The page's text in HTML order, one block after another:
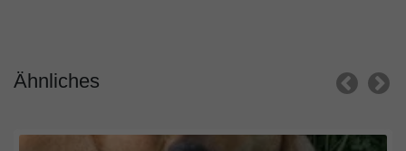
Ähnliches